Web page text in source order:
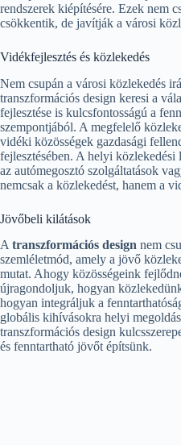
rendszerek kiépítésére. Ezek nem
csökkentik, de javítják a városi
Vidékfejlesztés és közlekedés
Nem csupán a városi közlekedés
transzformációs design keresi a
fejlesztése is kulcsfontosságú a
szempontjából. A megfelelő
vidéki közösségek gazdasági
fejlesztésében. A helyi közlekedési
az autómegosztó szolgáltatások
nemcsak a közlekedést, hanem a
Jövőbeli kilátások
Atranszformációs design nem
szemléletmód, amely a jövő
mutat. Ahogy közösségeink
újragondoljuk, hogyan
hogyan integráljuk a
globális kihívásokra helyi
transzformációs design
és fenntartható jövőt építsünk.